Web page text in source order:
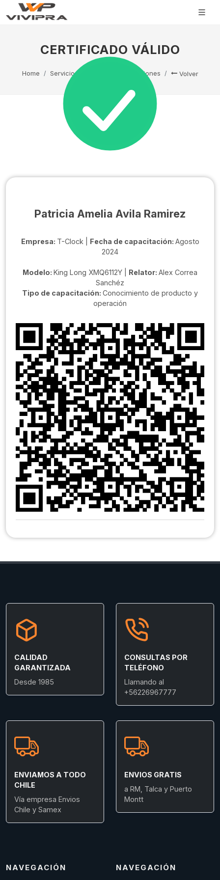
CERTIFICADO VÁLIDO
Home Servicio Técnico Capacitaciones Volver
Patricia Amelia Avila Ramirez
Empresa: T-Clock | Fecha de capacitación: Agosto
2024
Modelo: King Long XMQ6112Y | Relator: Alex Correa
Sanchéz
Tipo de capacitación: Conocimiento de producto y
operación
CALIDAD
GARANTIZADA
Desde 1985
CONSULTAS POR
TELÉFONO
Llamando al
+56226967777
ENVIAMOS A TODO
CHILE
Vía empresa Envios
Chile y Samex
ENVIOS GRATIS
a RM, Talca y Puerto
Montt
NAVEGACIÓN NAVEGACIÓN